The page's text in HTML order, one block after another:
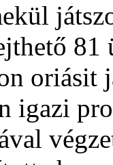
81
igazi